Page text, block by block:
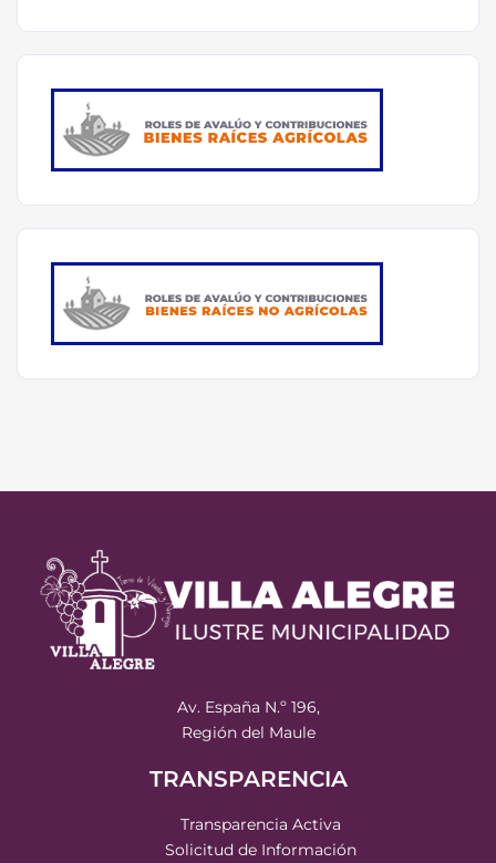
Av. España N.º 196,
Región del Maule
TRANSPARENCIA
Transparencia Activa
Solicitud de Información